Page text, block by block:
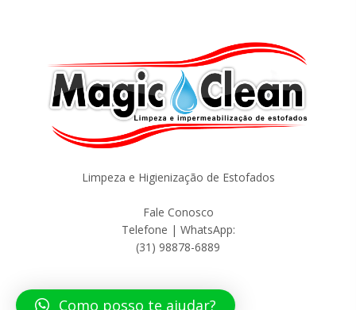
Limpeza e Higienização de Estofados
Fale Conosco
Telefone | WhatsApp:
(31) 98878-6889
Como posso te ajudar?